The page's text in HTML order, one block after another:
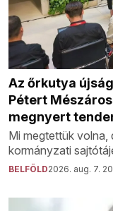
Az őrkutya
Pétert
megnyert
Mi megtettük volna,
kormányzati
BELFÖLD2026. aug. 7.